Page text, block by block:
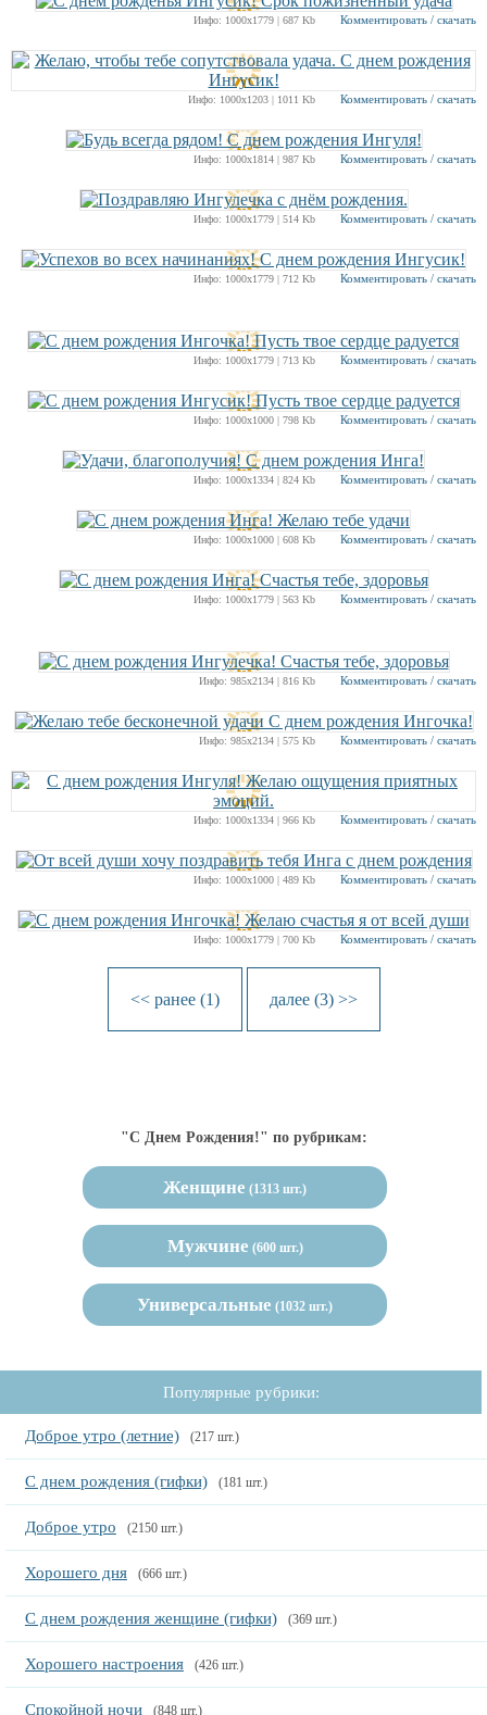
Инфо: 1000х1779 | 687 Kb Комментировать / скачать
Инфо: 1000х1203 | 1011 Kb Комментировать / скачать
Инфо: 1000х1814 | 987 Kb Комментировать / скачать
Инфо: 1000х1779 | 514 Kb Комментировать / скачать
Инфо: 1000х1779 | 712 Kb Комментировать / скачать
Инфо: 1000х1779 | 713 Kb Комментировать / скачать
Инфо: 1000х1000 | 798 Kb Комментировать / скачать
Инфо: 1000х1334 | 824 Kb Комментировать / скачать
Инфо: 1000х1000 | 608 Kb Комментировать / скачать
Инфо: 1000х1779 | 563 Kb Комментировать / скачать
Инфо: 985х2134 | 816 Kb Комментировать / скачать
Инфо: 985х2134 | 575 Kb Комментировать / скачать
Инфо: 1000х1334 | 966 Kb Комментировать / скачать
Инфо: 1000х1000 | 489 Kb Комментировать / скачать
Инфо: 1000х1779 | 700 Kb Комментировать / скачать
<< ранее (1) далее (3) >>
"С Днем Рождения!" по рубрикам:
Женщине (1313 шт.)
Мужчине (600 шт.)
Универсальные (1032 шт.)
Популярные рубрики:
Доброе утро (летние) (217 шт.)
С днем рождения (гифки) (181 шт.)
Доброе утро (2150 шт.)
Хорошего дня (666 шт.)
С днем рождения женщине (гифки) (369 шт.)
Хорошего настроения (426 шт.)
Спокойной ночи (848 шт.)